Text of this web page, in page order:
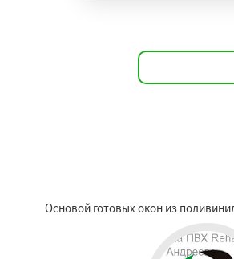
Основой готовых окон из